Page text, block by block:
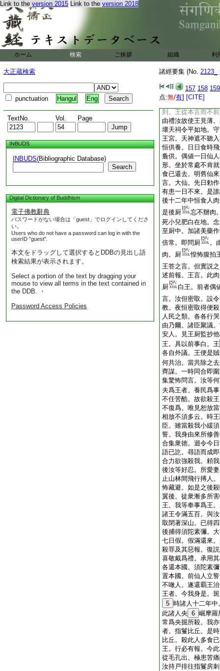
Link to the version 2015 Link to the version 2018
ホーム 検索 ご挨拶 組織 利
大正蔵検索
punctuation Hangul Eng
TextNo. Vol. Page
INBUDS
INBUDS(Bibliographic Database)
Search
Digital Dictionary of Buddhism
電子佛教辭典
パスワードがない場合は「guest」でログインしてくださ
い。
Users who do not have a password can log in with the
userID "guest".
本文をドラッグして選択するとDDBの見出し語
検索結果が表示されます。
Select a portion of the text by dragging your
mouse to view all terms in the text contained in
the DDB. ・
Password Access Policies
諸經要集 (No. 2123_
157 158 159
点:無/有] [CITE]
欲事已。師子還去
人衆即還宮城。爾
足便生一兒。形盡
養之漸大雄才志猛
斑足出遊。
24 勸
當與一日極相娯樂
去之後。其二夫人
道中。見於天祠梵
到。王從本言而不
由禮汝故使王見薄
壞天祠令平如地。
王宮。天神遮不聽
恒供養。日日食時
麁供。偶値一日仙
形。坐於常處不肯
食已還去。明舊仙
言。大仙。先日勅
有患一日不來。是
後十二年中恒食人
是後厨
忘不辦肉
死小兒肥白在地。
至厨中。加諸美藥
倍常。即問厨
。
肉。厨
惶怖腹拍
王答之言。但實説
述前報。王言。此
厨
白王。前者偶
言。汝但密取。設
教。夜恒密取得便
人民之類。各各行
由乃爾。諸臣聚議
安人。見王厨監抄
王。具以前事白。王
各自外議。王便是
何共治。當共除之
齊謀。一時同合即
集驚怖問言。汝等
夫爲王者。養民爲
不任苦酷。故欲殺
不復爲。唯見恕放
相放不須多云。時
臣。雖當殺我小緩
誓。我身由來所修
合集衆徳。迴令今
語已訖。尋語而成
合力欲強殺我。頼
後汝等好忍。所愛
止山林間飛行搏人
怖藏避。如是之後
翼後。徒衆漸多所
王。我等奉事爲王
諸王令滿五百。與
取閉著深山。已得
後捕得須陀素彌。
七日假。假滿還來
殺罪及其惡報。復
喜敬戴爲禮。承用
各還本國。須陀素
置本國。前仙人立
不噉人。遂還覇王
王者。今我身是。
5 時諸人十二年
此諸人央 6 崛摩羅
常爲央掘所殺。我
者。指鬘比丘。是
比丘。殺此人多食
王。行必有報。今
從毛孔出。極患苦
汝持戸排往指鬘房